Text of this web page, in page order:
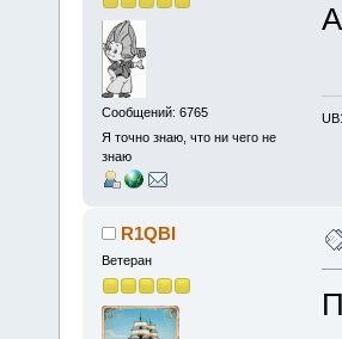
Сообщений: 6765
Я точно знаю, что ни чего не
знаю
R1QBI
Ветеран